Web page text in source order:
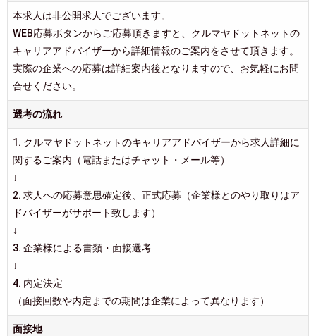
本求人は非公開求人でございます。
WEB応募ボタンからご応募頂きますと、クルマヤドットネットの
キャリアアドバイザーから詳細情報のご案内をさせて頂きます。
実際の企業への応募は詳細案内後となりますので、お気軽にお問
合せください。
選考の流れ
1. クルマヤドットネットのキャリアアドバイザーから求人詳細に
関するご案内（電話またはチャット・メール等）
↓
2. 求人への応募意思確定後、正式応募（企業様とのやり取りはア
ドバイザーがサポート致します）
↓
3. 企業様による書類・面接選考
↓
4. 内定決定
（面接回数や内定までの期間は企業によって異なります）
面接地